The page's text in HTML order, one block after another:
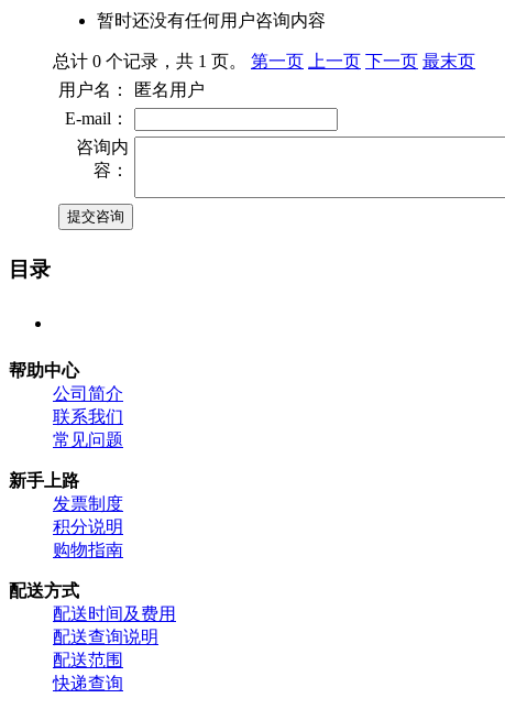
暂时还没有任何用户咨询内容
总计 0 个记录，共 1 页。 第一页 上一页 下一页 最末页
用户名：
匿名用户
E-mail：
咨询内
容：
目录
帮助中心
公司简介
联系我们
常见问题
新手上路
发票制度
积分说明
购物指南
配送方式
配送时间及费用
配送查询说明
配送范围
快递查询